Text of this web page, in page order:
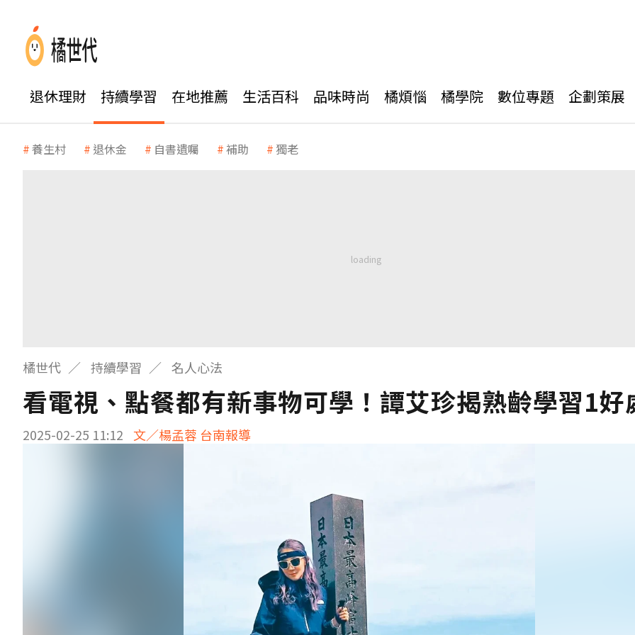
退休理財 持續學習 在地推薦 生活百科 品味時尚 橘煩惱 橘學院 數位專題 企劃策展
養生村 退休金 自書遺囑 補助 獨老
橘世代 持續學習 名人心法
看電視、點餐都有新事物可學！譚艾珍揭熟齡學習1好
2025-02-25 11:12 文／楊孟蓉 台南報導